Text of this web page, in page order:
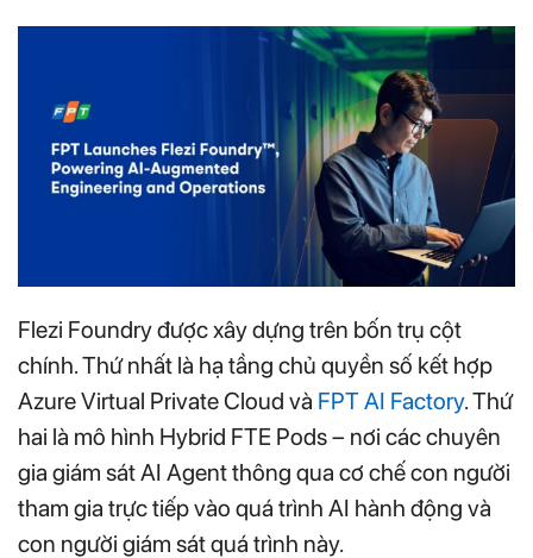
Flezi Foundry được xây dựng trên bốn trụ cột
chính. Thứ nhất là hạ tầng chủ quyền số kết hợp
Azure Virtual Private Cloud và FPT AI Factory. Thứ
hai là mô hình Hybrid FTE Pods – nơi các chuyên
gia giám sát AI Agent thông qua cơ chế con người
tham gia trực tiếp vào quá trình AI hành động và
con người giám sát quá trình này.